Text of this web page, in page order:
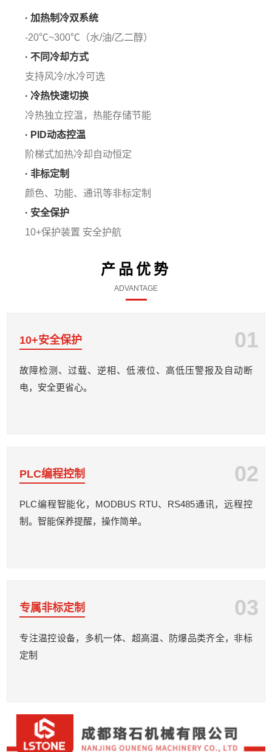
· 加热制冷双系统
-20℃~300℃（水/油/乙二醇）
· 不同冷却方式
支持风冷/水冷可选
· 冷热快速切换
冷热独立控温，热能存储节能
· PID动态控温
阶梯式加热冷却自动恒定
· 非标定制
颜色、功能、通讯等非标定制
· 安全保护
10+保护装置 安全护航
产品优势
ADVANTAGE
10+安全保护 01
故障检测、过载、逆相、低液位、高低压警报及自动断
电，安全更省心。
PLC编程控制 02
PLC编程智能化，MODBUS RTU、RS485通讯，远程控
制。智能保养提醒，操作简单。
专属非标定制 03
专注温控设备，多机一体、超高温、防爆品类齐全，非标
定制